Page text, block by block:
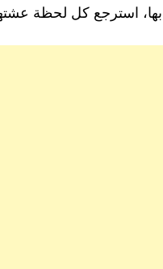
استرجع كل لحظة